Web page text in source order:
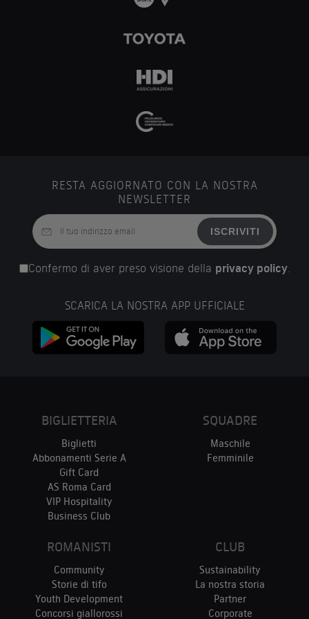
RESTA AGGIORNATO CON LA NOSTRA
NEWSLETTER
ISCRIVITI
Confermo di aver preso visione della privacy policy.
SCARICA LA NOSTRA APP UFFICIALE
BIGLIETTERIA
Biglietti
Abbonamenti Serie A
Gift Card
AS Roma Card
VIP Hospitality
Business Club
SQUADRE
Maschile
Femminile
ROMANISTI
Community
Storie di tifo
Youth Development
Concorsi giallorossi
CLUB
Sustainability
La nostra storia
Partner
Corporate